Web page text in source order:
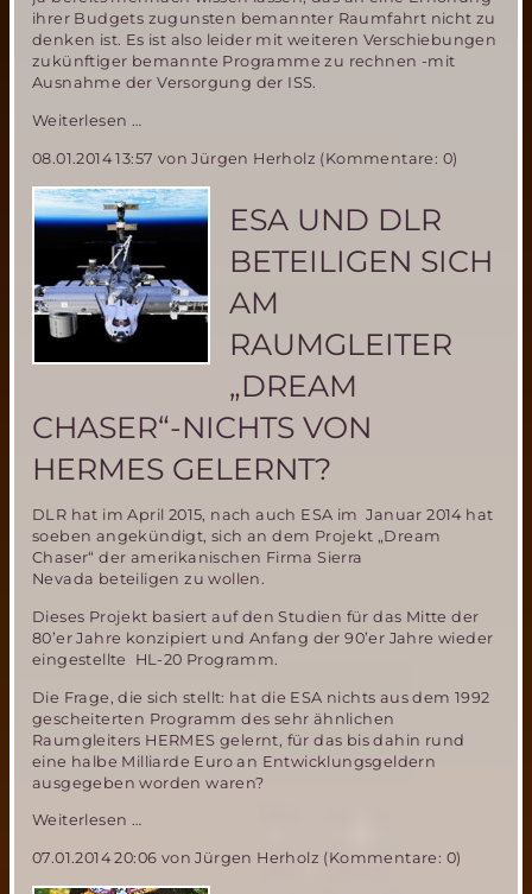
ihrer Budgets zugunsten bemannter Raumfahrt nicht zu
denken ist. Es ist also leider mit weiteren Verschiebungen
zukünftiger bemannte Programme zu rechnen -mit
Ausnahme der Versorgung der ISS.
Weiterlesen …
ISS
Betriebs
bis
2024-
eine
gute
oder
schlechte
08.01.2014 13:57 von Jürgen Herholz (Kommentare: 0)
ESA UND DLR
BETEILIGEN SICH
AM
RAUMGLEITER
„DREAM
CHASER“-NICHTS VON
HERMES GELERNT?
DLR hat im April 2015, nach auch ESA im Januar 2014 hat
soeben angekündigt, sich an dem Projekt „Dream
Chaser“ der amerikanischen Firma Sierra
Nevada beteiligen zu wollen.
Dieses Projekt basiert auf den Studien für das Mitte der
80’er Jahre konzipiert und Anfang der 90’er Jahre wieder
eingestellte HL-20 Programm.
Die Frage, die sich stellt: hat die ESA nichts aus dem 1992
gescheiterten Programm des sehr ähnlichen
Raumgleiters HERMES gelernt, für das bis dahin rund
eine halbe Milliarde Euro an Entwicklungsgeldern
ausgegeben worden waren?
Weiterlesen …
DLR
beteiligen
07.01.2014 20:06 von Jürgen Herholz (Kommentare: 0)